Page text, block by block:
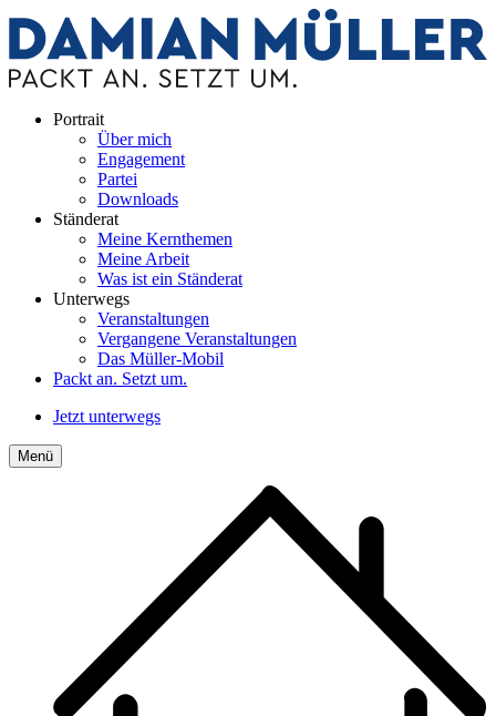
Portrait
Über mich
Engagement
Partei
Downloads
Ständerat
Meine Kernthemen
Meine Arbeit
Was ist ein Ständerat
Unterwegs
Veranstaltungen
Vergangene Veranstaltungen
Das Müller-Mobil
Packt an. Setzt um.
Jetzt unterwegs
Menü